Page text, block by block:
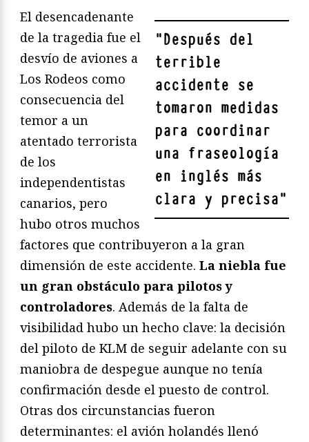
"Después del
terrible
accidente se
tomaron medidas
para coordinar
una fraseología
en inglés más
clara y precisa"
El desencadenante
de la tragedia fue el
desvío de aviones a
Los Rodeos como
consecuencia del
temor a un
atentado terrorista
de los
independentistas
canarios, pero
hubo otros muchos
factores que contribuyeron a la gran
dimensión de este accidente. La niebla fue
un gran obstáculo para pilotos y
controladores. Además de la falta de
visibilidad hubo un hecho clave: la decisión
del piloto de KLM de seguir adelante con su
maniobra de despegue aunque no tenía
confirmación desde el puesto de control.
Otras dos circunstancias fueron
determinantes: el avión holandés llenó